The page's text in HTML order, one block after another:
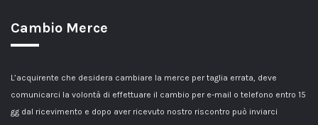
Cambio Merce
L’acquirente che desidera cambiare la merce per taglia errata, deve
comunicarci la volontà di effettuare il cambio per e-mail o telefono entro 15
gg dal ricevimento e dopo aver ricevuto nostro riscontro può inviarci